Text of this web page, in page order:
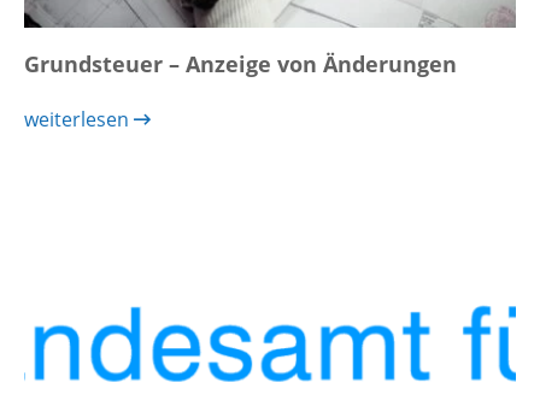
Grundsteuer – Anzeige von Änderungen
weiterlesen